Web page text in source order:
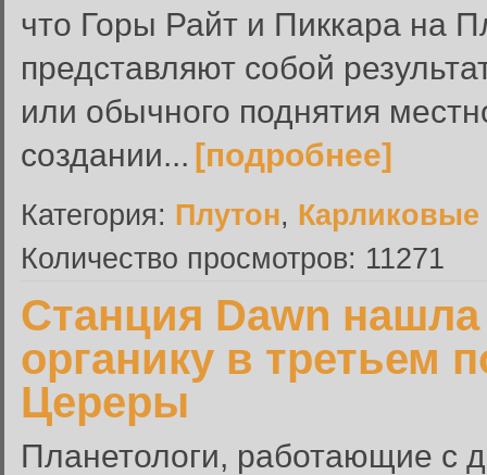
что Горы Райт и Пиккара на
представляют собой
или обычного поднятия
создании... [подробнее]
Категория: Плутон,
Количество просмотров: 11271
Станция Dawn нашла
органику в третьем
Цереры
Планетологи, работающие с